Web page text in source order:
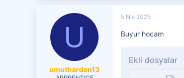
4,401
U
umutharden13
5 Nis 2025
Buyur hocam
Ekli dosyalar